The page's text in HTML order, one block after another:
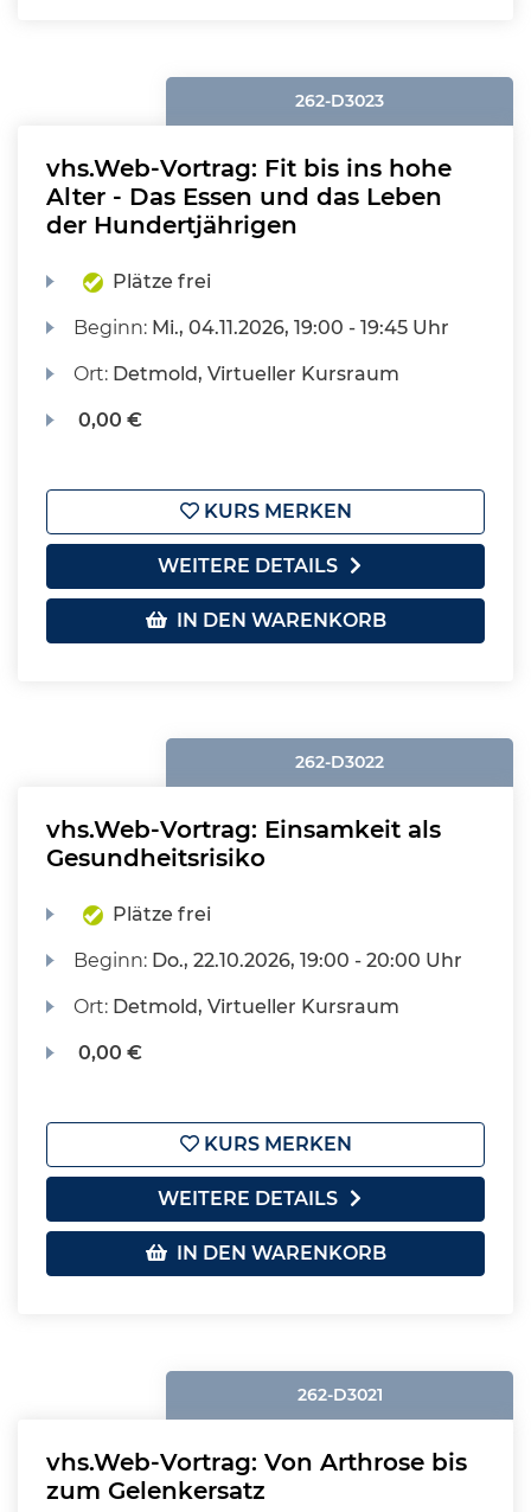
262-D3023
vhs.Web-Vortrag: Fit bis ins hohe
Alter - Das Essen und das Leben
der Hundertjährigen
Plätze frei
Beginn: Mi., 04.11.2026, 19:00 - 19:45 Uhr
Ort: Detmold, Virtueller Kursraum
0,00 €
KURS MERKEN
WEITERE DETAILS
IN DEN WARENKORB
262-D3022
vhs.Web-Vortrag: Einsamkeit als
Gesundheitsrisiko
Plätze frei
Beginn: Do., 22.10.2026, 19:00 - 20:00 Uhr
Ort: Detmold, Virtueller Kursraum
0,00 €
KURS MERKEN
WEITERE DETAILS
IN DEN WARENKORB
262-D3021
vhs.Web-Vortrag: Von Arthrose bis
zum Gelenkersatz